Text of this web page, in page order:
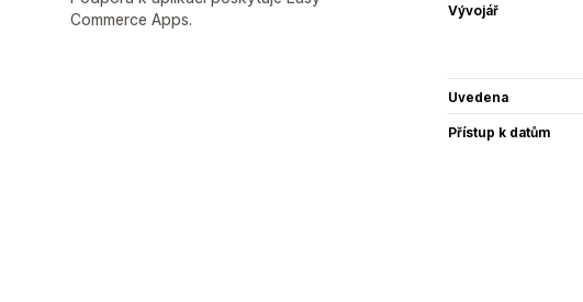
Commerce Apps.
Vývojář
Uvedena
Přístup k datům